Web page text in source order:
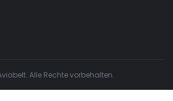
Alle Rechte vorbehalten.